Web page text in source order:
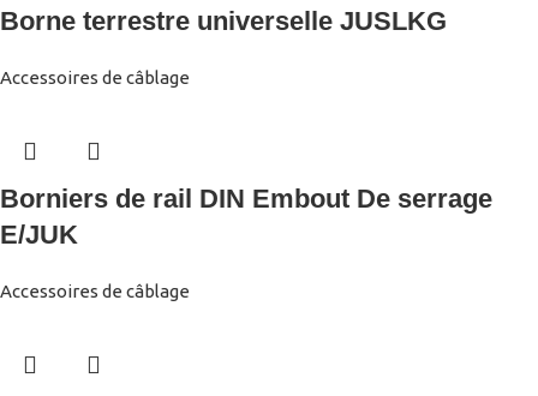
Borne terrestre universelle JUSLKG
Accessoires de câblage
Borniers de rail DIN Embout De serrage
E/JUK
Accessoires de câblage